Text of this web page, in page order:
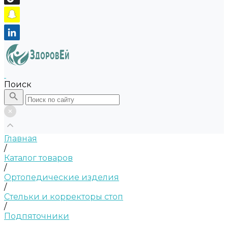
Поиск
Главная
/
Каталог товаров
/
Ортопедические изделия
/
Стельки и корректоры стоп
/
Подпяточники